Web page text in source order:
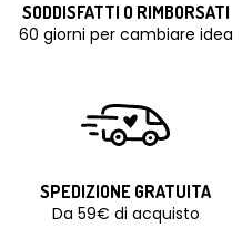
SODDISFATTI O RIMBORSATI
60 giorni per cambiare idea
SPEDIZIONE GRATUITA
Da 59€ di acquisto